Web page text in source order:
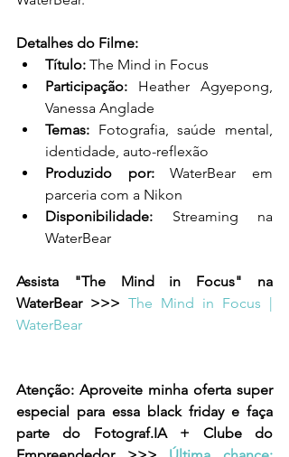
Detalhes do Filme:
Título: The Mind in Focus
Participação: Heather Agyepong,
Vanessa Anglade
Temas: Fotografia, saúde mental,
identidade, auto-reflexão
Produzido por: WaterBear em
parceria com a Nikon
Disponibilidade: Streaming na
WaterBear
Assista "The Mind in Focus" na
WaterBear >>> The Mind in Focus |
WaterBear
Atenção: Aproveite minha oferta super
especial para essa black friday e faça
parte do Fotograf.IA + Clube do